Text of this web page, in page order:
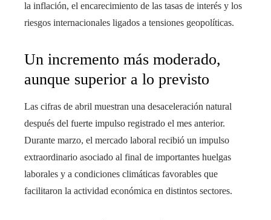
la inflación, el encarecimiento de las tasas de interés y los
riesgos internacionales ligados a tensiones geopolíticas.
Un incremento más moderado,
aunque superior a lo previsto
Las cifras de abril muestran una desaceleración natural
después del fuerte impulso registrado el mes anterior.
Durante marzo, el mercado laboral recibió un impulso
extraordinario asociado al final de importantes huelgas
laborales y a condiciones climáticas favorables que
facilitaron la actividad económica en distintos sectores.